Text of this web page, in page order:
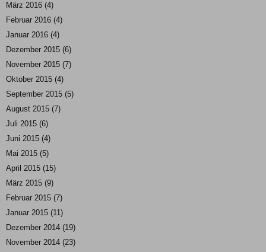
März 2016 (4)
Februar 2016 (4)
Januar 2016 (4)
Dezember 2015 (6)
November 2015 (7)
Oktober 2015 (4)
September 2015 (5)
August 2015 (7)
Juli 2015 (6)
Juni 2015 (4)
Mai 2015 (5)
April 2015 (15)
März 2015 (9)
Februar 2015 (7)
Januar 2015 (11)
Dezember 2014 (19)
November 2014 (23)